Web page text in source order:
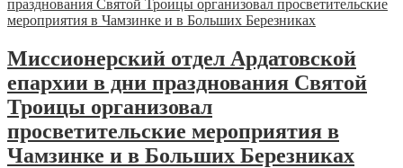
Миссионерский отдел Ардатовской
епархии в дни празднования Святой
Троицы организовал
просветительские мероприятия в
Чамзинке и в Больших Березниках